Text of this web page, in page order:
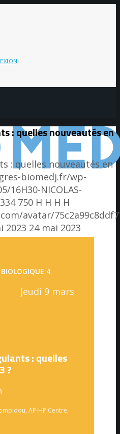
: quelles nouveautés en
: quelles nouveautés en
biomedj.fr/wp-
16H30-NICOLAS-
750 H H H H
avatar/
2023 24 mai 2023
4
Jeudi 9 mars
: quelles
?
AP-HP Centre,